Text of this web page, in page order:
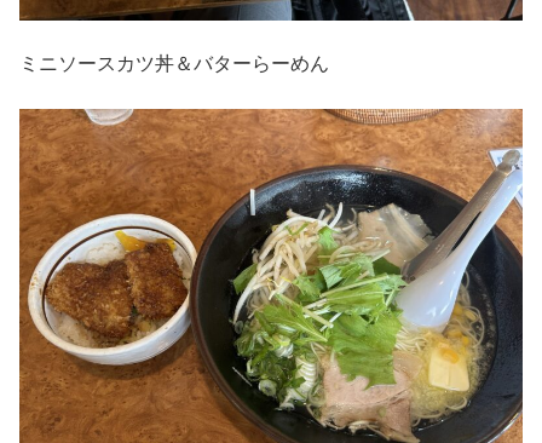
ミニソースカツ丼＆バターらーめん